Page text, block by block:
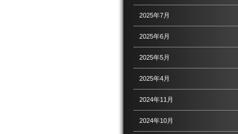
2025年7月
2025年6月
2025年5月
2025年4月
2024年11月
2024年10月